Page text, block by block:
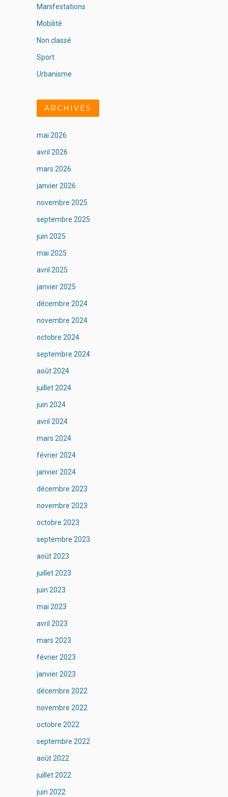
Manifestations
Mobilité
Non classé
Sport
Urbanisme
ARCHIVES
mai 2026
avril 2026
mars 2026
janvier 2026
novembre 2025
septembre 2025
juin 2025
mai 2025
avril 2025
janvier 2025
décembre 2024
novembre 2024
octobre 2024
septembre 2024
août 2024
juillet 2024
juin 2024
avril 2024
mars 2024
février 2024
janvier 2024
décembre 2023
novembre 2023
octobre 2023
septembre 2023
août 2023
juillet 2023
juin 2023
mai 2023
avril 2023
mars 2023
février 2023
janvier 2023
décembre 2022
novembre 2022
octobre 2022
septembre 2022
août 2022
juillet 2022
juin 2022